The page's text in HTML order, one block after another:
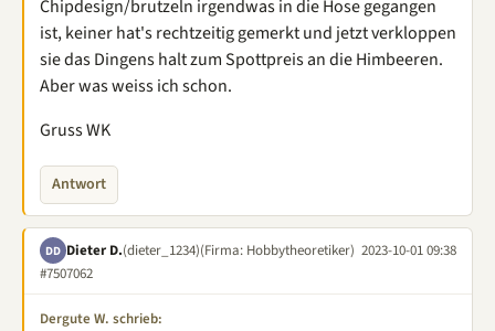
Chipdesign/brutzeln irgendwas in die Hose gegangen
ist, keiner hat's rechtzeitig gemerkt und jetzt verkloppen
sie das Dingens halt zum Spottpreis an die Himbeeren.
Aber was weiss ich schon.
Gruss WK
Antwort
DD Dieter D.(dieter_1234)(Firma: Hobbytheoretiker) 2023-10-01 09:38
#7507062
Dergute W. schrieb: